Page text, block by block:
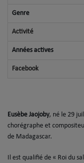
Genre
Activité
Années actives
Facebook
Eusèbe Jaojoby, né le 29
chorégraphe et
de Madagascar.
Il est qualifié de « Roi du